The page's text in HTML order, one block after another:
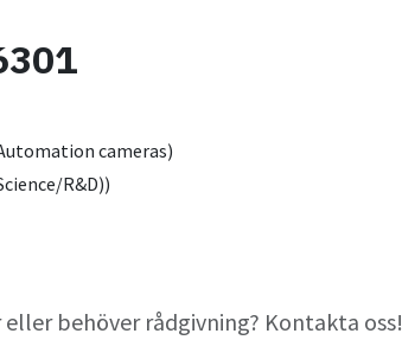
cameras)
R&D))
behöver rådgivning? Kontakta oss!